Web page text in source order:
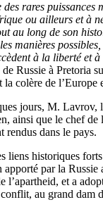
des rares
ou ailleurs et à
au long de son
manières
à la liberté et à
Russie à Pretoria
colère de l’Europe
jours, M. Lavrov,
ainsi que le chef
rendus dans le pays.
liens historiques
apporté par la Russie
l’apartheid, et a
au grand dam